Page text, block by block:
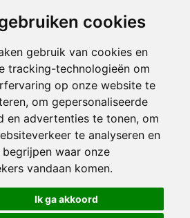
cookies
gebruik van cookies en
tracking-technologieën om
op onze website te
om gepersonaliseerde
en advertenties te tonen, om
te analyseren en
waar onze
vandaan komen.
Ik ga akkoord
10.00 - 12.30 en 13.30 - 17.00
- 12.30 en 13.30 - 17.00
Zaterdag
gesloten
Zondag gesloten